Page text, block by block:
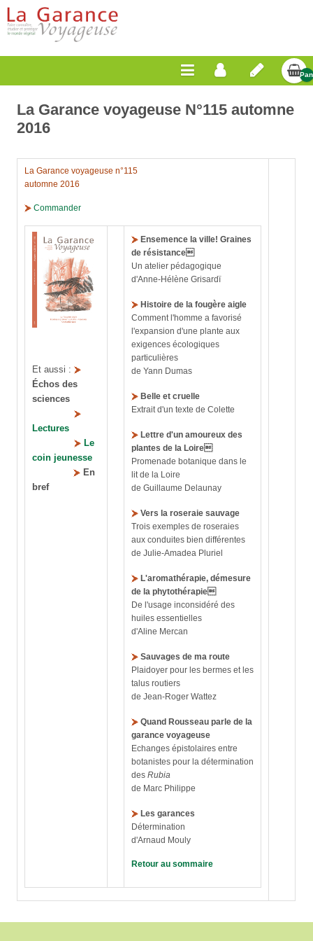
La Garance voyageuse N°115 automne
2016
La Garance voyageuse n°115
automne 2016
Commander
Et aussi :
Échos des
sciences
Lectures
Le
coin jeunesse
En
bref
Ensemence la ville! Graines
de résistance
Un atelier pédagogique
d'Anne-Hélène Grisardï
Histoire de la fougère aigle
Comment l'homme a favorisé
l'expansion d'une plante aux
exigences écologiques
particulières
de Yann Dumas
Belle et cruelle
Extrait d'un texte de Colette
Lettre d'un amoureux des
plantes de la Loire
Promenade botanique dans le
lit de la Loire
de Guillaume Delaunay
Vers la roseraie sauvage
Trois exemples de roseraies
aux conduites bien différentes
de Julie-Amadea Pluriel
L'aromathérapie, démesure
de la phytothérapie
De l'usage inconsidéré des
huiles essentielles
d'Aline Mercan
Sauvages de ma route
Plaidoyer pour les bermes et les
talus routiers
de Jean-Roger Wattez
Quand Rousseau parle de la
garance voyageuse
Echanges épistolaires entre
botanistes pour la détermination
des Rubia
de Marc Philippe
Les garances
Détermination
d'Arnaud Mouly
Retour au sommaire